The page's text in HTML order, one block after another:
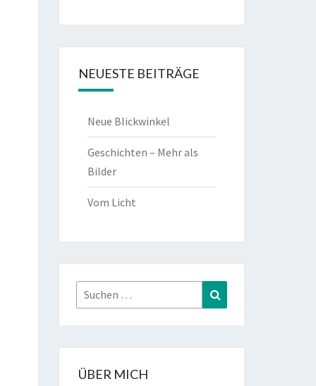
NEUESTE BEITRÄGE
Neue Blickwinkel
Geschichten – Mehr als
Bilder
Vom Licht
Suchen
nach:
ÜBER MICH